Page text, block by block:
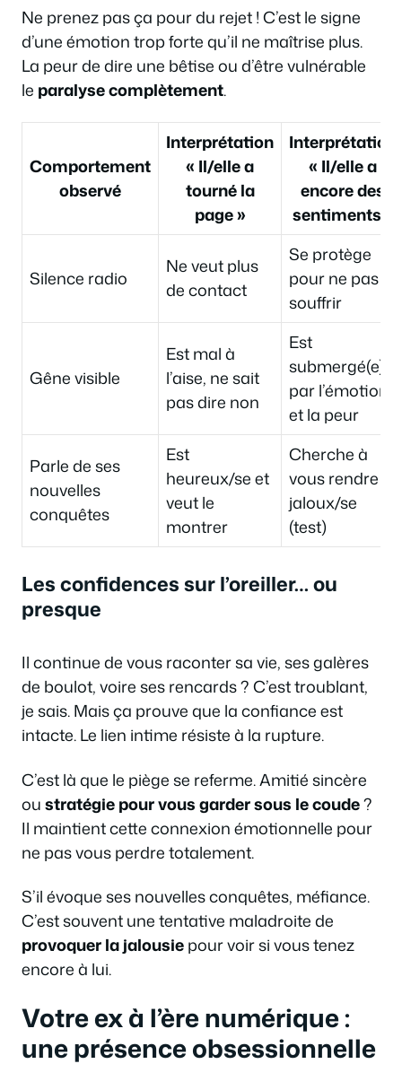
Ne prenez pas ça pour du rejet ! C’est le signe
d’une émotion trop forte qu’il ne maîtrise plus.
La peur de dire une bêtise ou d’être vulnérable
le paralyse complètement.
Comportement
observé
Interprétation
« Il/elle a
tourné la
page »
Interprétation
« Il/elle a
encore des
sentiments »
Silence radio
Ne veut plus
de contact
Se protège
pour ne pas
souffrir
Gêne visible
Est mal à
l’aise, ne sait
pas dire non
Est
submergé(e)
par l’émotion
et la peur
Parle de ses
nouvelles
conquêtes
Est
heureux/se et
veut le
montrer
Cherche à
vous rendre
jaloux/se
(test)
Les confidences sur l’oreiller… ou
presque
Il continue de vous raconter sa vie, ses galères
de boulot, voire ses rencards ? C’est troublant,
je sais. Mais ça prouve que la confiance est
intacte. Le lien intime résiste à la rupture.
C’est là que le piège se referme. Amitié sincère
oustratégie pour vous garder sous le coude?
Il maintient cette connexion émotionnelle pour
ne pas vous perdre totalement.
S’il évoque ses nouvelles conquêtes, méfiance.
C’est souvent une tentative maladroite de
provoquer la jalousiepour voir si vous tenez
encore à lui.
Votre ex à l’ère numérique :
une présence obsessionnelle